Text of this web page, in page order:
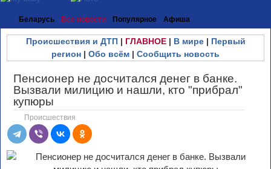
Беларусь Все новости Популярное Афиша
Происшествия и ДТП| ГЛАВНОЕ| В мире| Первый
регион | Обо всём | Сообщить новость
Пенсионер не досчитался денег в банке.
Вызвали милицию и нашли, кто "прибрал"
купюры
Происшествия